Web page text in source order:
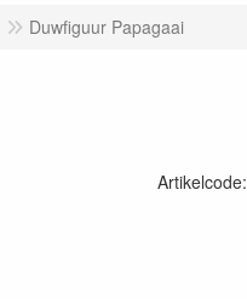
Duwfiguur Papagaai
Artikelcode: